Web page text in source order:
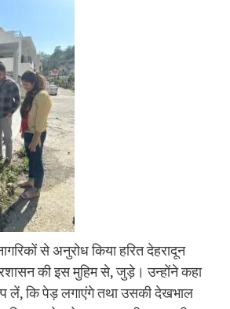
से अनुरोध किया हरित देहरादून
की इस मुहिम से, जुड़े। उन्होंने कहा
लें, कि पेड़ लगाएंगे तथा उसकी देखभाल